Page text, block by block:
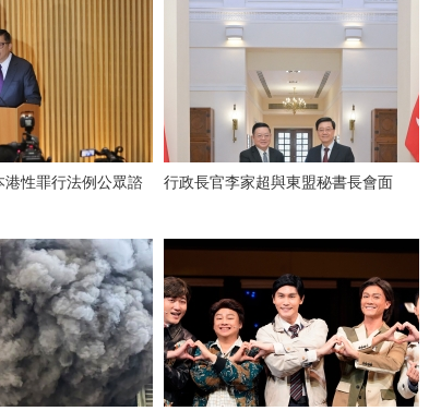
港性罪行法例公眾諮
行政長官李家超與東盟秘書長會面